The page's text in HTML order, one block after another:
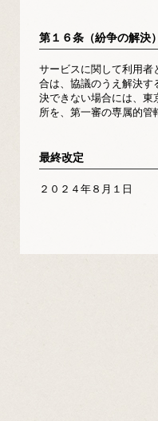
第１６条（紛争の解決）
サービスに関して利用
合は、協議のうえ解決
決できない場合には、
所を、第一審の専属的管
最終改定
２０２４年８月１日